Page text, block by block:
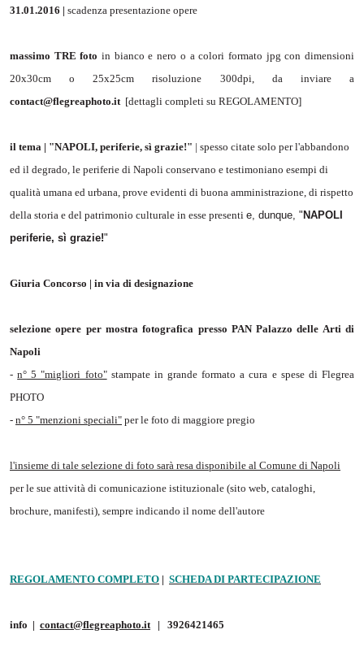
31.01.2016 | scadenza presentazione opere
massimo TRE foto in bianco e nero o a colori formato jpg con dimensioni
20x30cm o 25x25cm risoluzione 300dpi, da inviare a
contact@flegreaphoto.it[dettagli completi su REGOLAMENTO]
il tema | "NAPOLI, periferie, sì grazie!" | spesso citate solo per l'abbandono
ed il degrado, le periferie di Napoli conservano e testimoniano esempi di
qualità umana ed urbana, prove evidenti di buona amministrazione, di rispetto
della storia e del patrimonio culturale in esse presenti e, dunque, " NAPOLI
periferie, sì grazie!"
Giuria Concorso | in via di designazione
selezione opere per mostra fotografica presso PAN Palazzo delle Arti di
Napoli
-n° 5 "migliori foto"stampate in grande formato a cura e spese di Flegrea
PHOTO
- n° 5 "menzioni speciali" per le foto di maggiore pregio
l'insieme di tale selezione di foto sarà resa disponibile al Comune di Napoli
per le sue attività di comunicazione istituzionale (sito web, cataloghi,
brochure, manifesti), sempre indicando il nome dell'autore
REGOLAMENTO COMPLETO | SCHEDA DI PARTECIPAZIONE
info | contact@flegreaphoto.it| 3926421465